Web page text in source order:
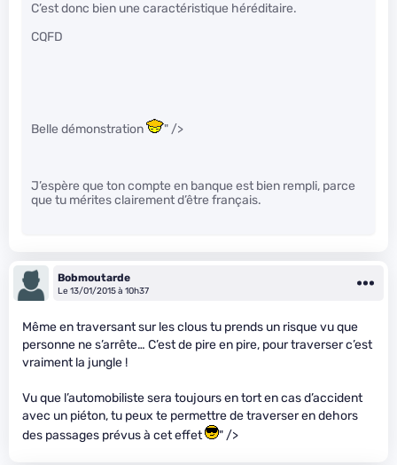
C’est donc bien une caractéristique héréditaire.
CQFD
Belle démonstration " />
J’espère que ton compte en banque est bien rempli, parce
que tu mérites clairement d’être français.
Bobmoutarde
Le 13/01/2015 à 10h37
Même en traversant sur les clous tu prends un risque vu que
personne ne s’arrête… C’est de pire en pire, pour traverser c’est
vraiment la jungle !
Vu que l’automobiliste sera toujours en tort en cas d’accident
avec un piéton, tu peux te permettre de traverser en dehors
des passages prévus à cet effet
" />